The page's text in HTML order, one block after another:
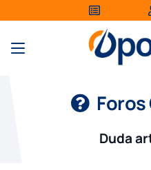
Foros
Duda